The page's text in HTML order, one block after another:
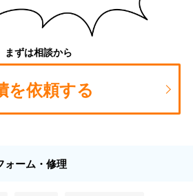
まずは相談から
を依頼する
ォーム・修理